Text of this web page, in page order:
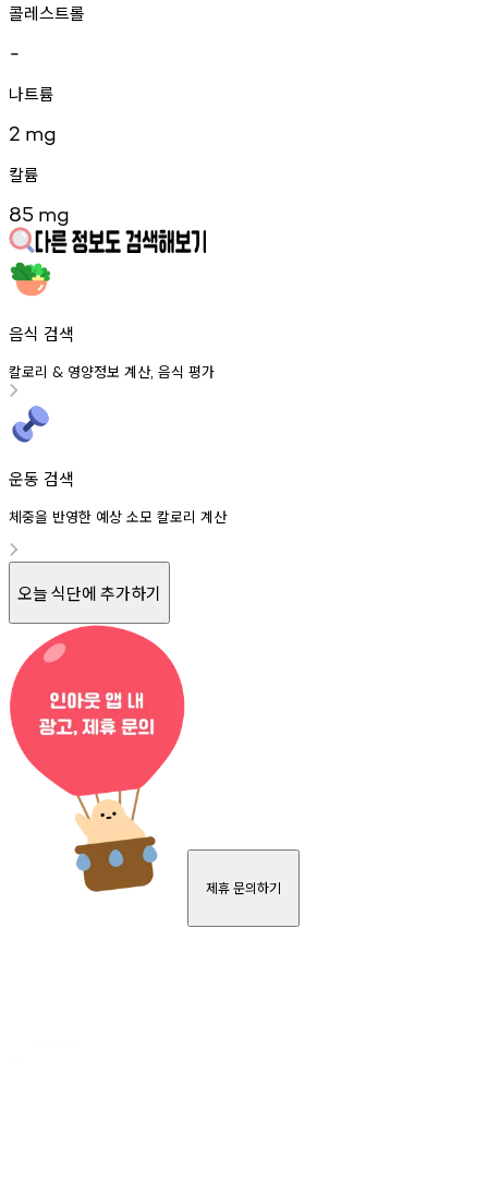
콜레스트롤
-
나트륨
2 mg
칼륨
85 mg
음식 검색
칼로리 & 영양정보 계산, 음식 평가
운동 검색
체중을 반영한 예상 소모 칼로리 계산
오늘 식단에 추가하기
제휴 문의하기